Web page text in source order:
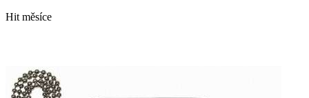
Hit měsíce